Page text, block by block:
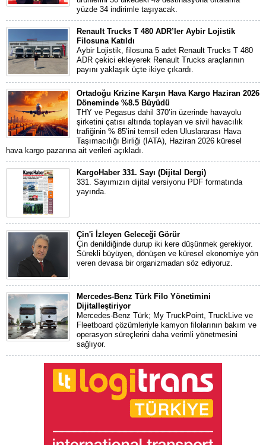
yüzde 34 indirimle taşıyacak.
Renault Trucks T 480 ADR’ler Aybir Lojistik
Filosuna Katıldı
Aybir Lojistik, filosuna 5 adet Renault Trucks T 480
ADR çekici ekleyerek Renault Trucks araçlarının
payını yaklaşık üçte ikiye çıkardı.
Ortadoğu Krizine Karşın Hava Kargo Haziran 2026
Döneminde %8.5 Büyüdü
THY ve Pegasus dahil 370’in üzerinde havayolu
şirketini çatısı altında toplayan ve sivil havacılık
trafiğinin % 85’ini temsil eden Uluslararası Hava
Taşımacılığı Birliği (IATA), Haziran 2026 küresel
hava kargo pazarına ait verileri açıkladı.
KargoHaber 331. Sayı (Dijital Dergi)
331. Sayımızın dijital versiyonu PDF formatında
yayında.
Çin'i İzleyen Geleceği Görür
Çin denildiğinde durup iki kere düşünmek gerekiyor.
Sürekli büyüyen, dönüşen ve küresel ekonomiye yön
veren devasa bir organizmadan söz ediyoruz.
Mercedes-Benz Türk Filo Yönetimini
Dijitalleştiriyor
Mercedes-Benz Türk; My TruckPoint, TruckLive ve
Fleetboard çözümleriyle kamyon filolarının bakım ve
operasyon süreçlerini daha verimli yönetmesini
sağlıyor.